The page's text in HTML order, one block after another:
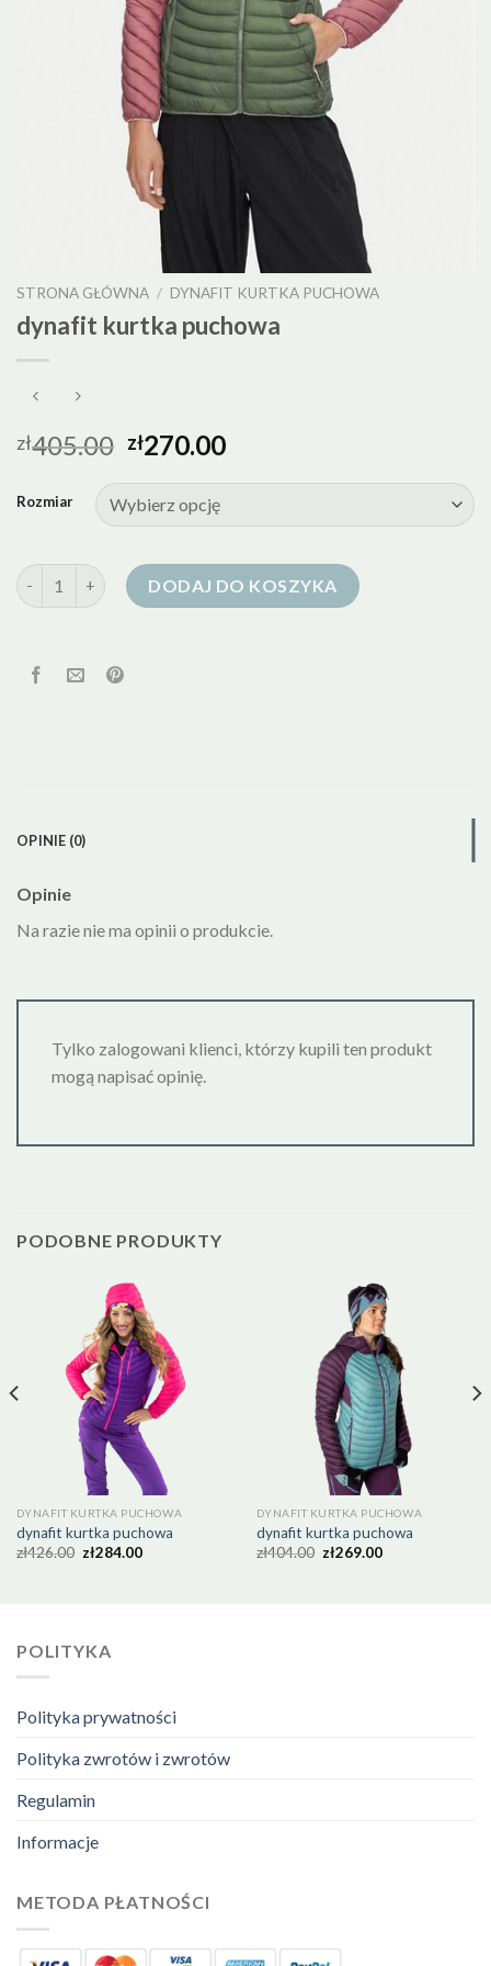
STRONA GŁÓWNA / DYNAFIT KURTKA PUCHOWA
dynafit kurtka puchowa
zł405.00 zł270.00
Rozmiar
ilość dynafit kurtka puchowaDODAJ DO KOSZYKA
OPINIE (0)
Opinie
Na razie nie ma opinii o produkcie.
Tylko zalogowani klienci, którzy kupili ten produkt
mogą napisać opinię.
PODOBNE PRODUKTY
DYNAFIT KURTKA PUCHOWA
dynafit kurtka puchowa
zł426.00 zł284.00
DYNAFIT KURTKA PUCHOWA
dynafit kurtka puchowa
zł404.00 zł269.00
POLITYKA
Polityka prywatności
Polityka zwrotów i zwrotów
Regulamin
Informacje
METODA PŁATNOŚCI